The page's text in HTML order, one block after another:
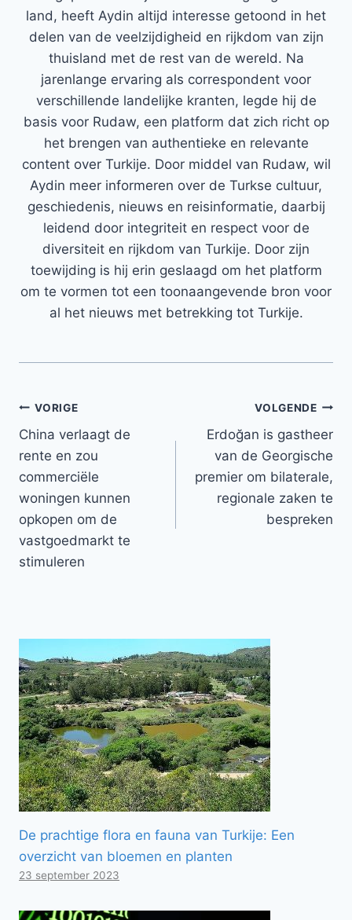
land, heeft Aydin altijd interesse getoond in het
delen van de veelzijdigheid en rijkdom van zijn
thuisland met de rest van de wereld. Na
jarenlange ervaring als correspondent voor
verschillende landelijke kranten, legde hij de
basis voor Rudaw, een platform dat zich richt op
het brengen van authentieke en relevante
content over Turkije. Door middel van Rudaw, wil
Aydin meer informeren over de Turkse cultuur,
geschiedenis, nieuws en reisinformatie, daarbij
leidend door integriteit en respect voor de
diversiteit en rijkdom van Turkije. Door zijn
toewijding is hij erin geslaagd om het platform
om te vormen tot een toonaangevende bron voor
al het nieuws met betrekking tot Turkije.
Bericht
navigatie
VORIGE
China verlaagt de
rente en zou
commerciële
woningen kunnen
opkopen om de
vastgoedmarkt te
stimuleren
VOLGENDE
Erdoğan is gastheer
van de Georgische
premier om bilaterale,
regionale zaken te
bespreken
De prachtige flora en fauna van Turkije: Een
overzicht van bloemen en planten
23 september 2023